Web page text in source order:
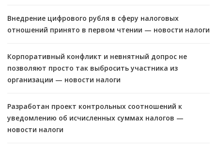
Внедрение цифрового рубля в сферу налоговых
отношений принято в первом чтении — новости налоги
Корпоративный конфликт и невнятный допрос не
позволяют просто так выбросить участника из
организации — новости налоги
Разработан проект контрольных соотношений к
уведомлению об исчисленных суммах налогов —
новости налоги